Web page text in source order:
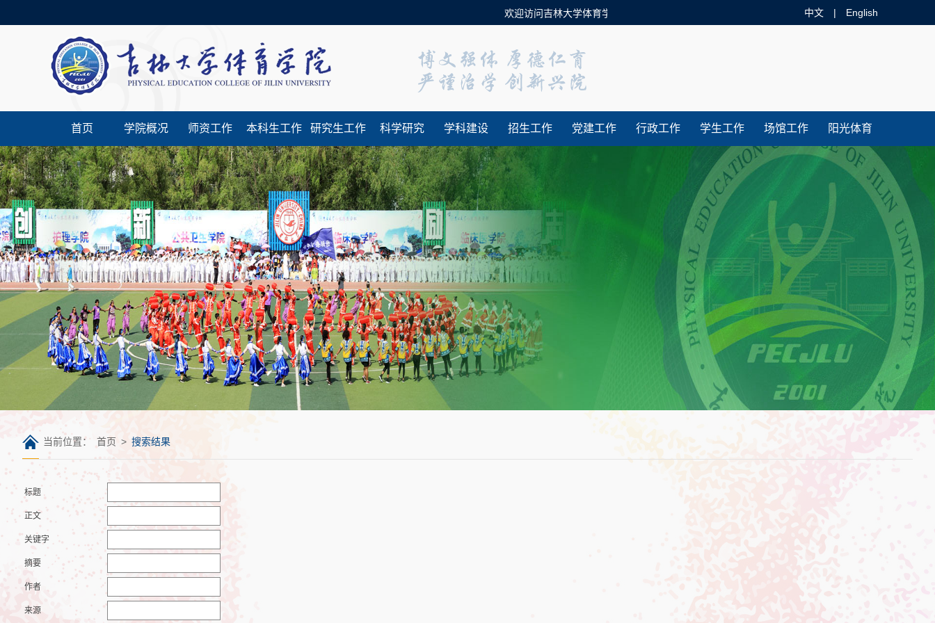
欢迎访问吉林大学体育学院官方网站！ 中文 | English
首页 学院概况 师资工作 本科生工作 研究生工作 科学研究 学科建设 招生工作 党建工作 行政工作 学生工作 场馆工作 阳光体育
当前位置： 首页 > 搜索结果
标题
正文
关键字
摘要
作者
来源